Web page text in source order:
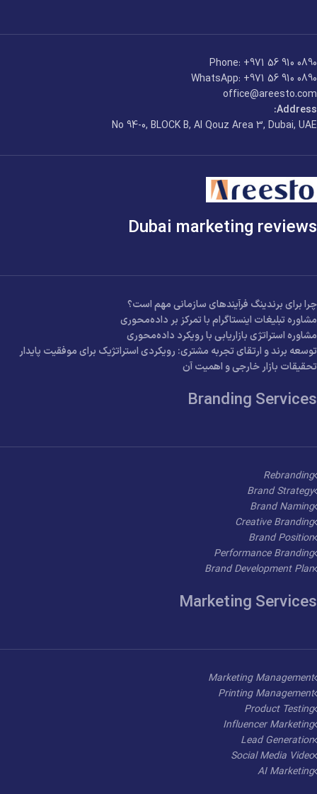
Phone: +971 56 910 0890
WhatsApp: +971 56 910 0890
office@areesto.com
Address:
No 94-0, BLOCK B, Al Qouz Area 3, Dubai, UAE
Dubai marketing reviews
چرا برای برندینگ فرآیندهای سازمانی مهم است؟
مشاوره تبلیغات اینستاگرام با تمرکز بر داده‌محوری
مشاوره استراتژی بازاریابی با رویکرد داده‌محوری
توسعه برند و ارتقای تجربه مشتری: رویکردی استراتژیک برای موفقیت پایدار
تحقیقات بازار خارجی و اهمیت آن
Branding Services
Rebranding
Brand Strategy
Brand Naming
Creative Branding
Brand Position
Performance Branding
Brand Development Plan
Marketing Services
Marketing Management
Printing Management
Product Testing
Influencer Marketing
Lead Generation
Social Media Video
AI Marketing